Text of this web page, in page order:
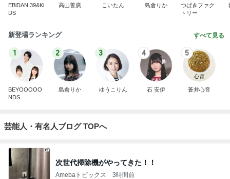
EBiDAN 39&Ki
DS
高山善廣 こいたん 島倉りか
つばきファク
トリー
新登場ランキング すべて見る
1
BEYOOOOO
NDS
2
島倉りか
3
ゆうこりん
4
石 安伊
5
蒼井心音
芸能人・有名人ブログ TOPへ
次世代掃除機がやってきた！！
Amebaトピックス 3時間前